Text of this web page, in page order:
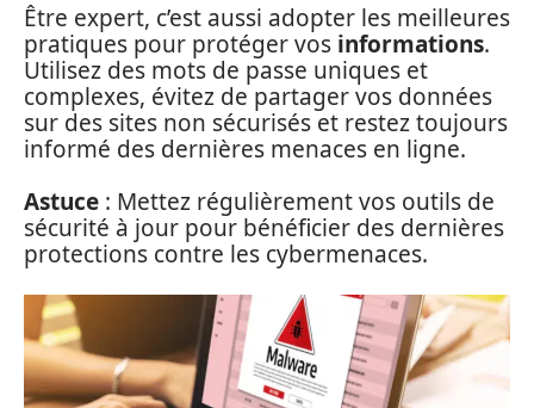
Être expert, c’est aussi adopter les meilleures
pratiques pour protéger vos informations.
Utilisez des mots de passe uniques et
complexes, évitez de partager vos données
sur des sites non sécurisés et restez toujours
informé des dernières menaces en ligne.
Astuce : Mettez régulièrement vos outils de
sécurité à jour pour bénéficier des dernières
protections contre les cybermenaces.